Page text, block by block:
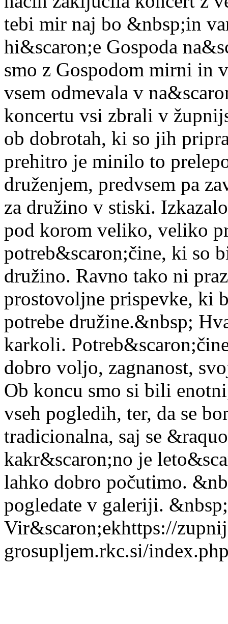
tebi mir naj bo &nbsp;in
hi&scaron;e Gospoda
smo z Gospodom mirni in
vsem odmevala v
koncertu vsi zbrali v
ob dobrotah, ki so jih
prehitro je minilo to
druženjem, predvsem pa
za družino v stiski.
pod korom veliko, veliko
potreb&scaron;čine, ki so
družino. Ravno tako ni
prostovoljne prispevke, ki
potrebe družine.&nbsp;
karkoli.
dobro voljo, zagnanost,
Ob koncu smo si bili
vseh pogledih, ter, da se
tradicionalna, saj se
kakr&scaron;no je
lahko dobro počutimo.
pogledate v galeriji.
Vir&scaron;ekhttps://
grosupljem.rkc.si/